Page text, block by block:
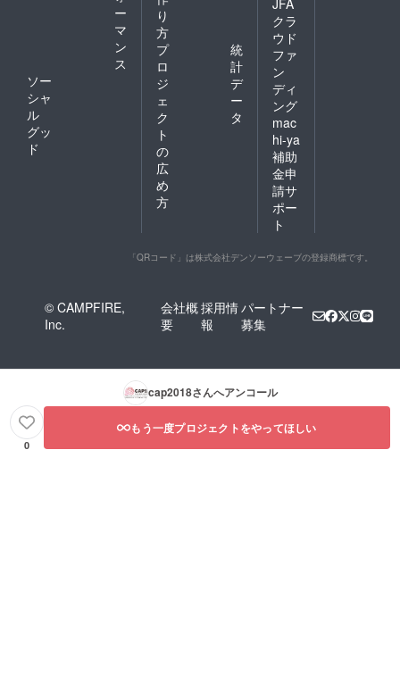
ー
マ
ン
ス
ソー
シャ
ル
グッ
ド
り
方
プ
ロ
ジ
ェ
ク
ト
の
広
め
方
統
計
デ
ー
タ
クラ
ウド
ファ
ン
ディ
ング
mac
hi-ya
補助
金申
請サ
ポー
ト
「QRコード」は株式会社デンソーウェーブの登録商標です。
© CAMPFIRE,
Inc.
会社概
要
採用情
報
パートナー
募集
cap2018さんへアンコール
0
もう一度プロジェクトをやってほしい